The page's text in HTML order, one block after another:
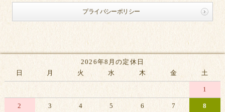
プライバシーポリシー
2026年8月の定休日
日
月 火 水 木 金 土
1
2 3 4 5 6 7 8